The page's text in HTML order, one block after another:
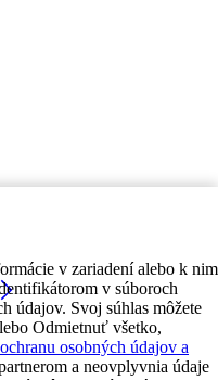
v zariadení alebo k nim
v súboroch
údajov. Svoj súhlas môžete
Odmietnuť všetko,
osobných údajov a
a neovplyvnia údaje